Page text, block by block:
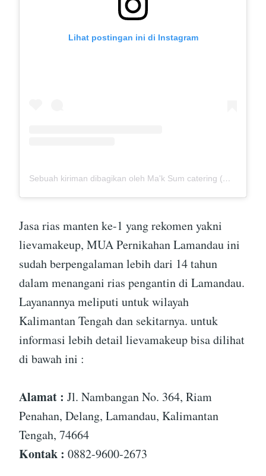
Lihat postingan ini di Instagram
Sebuah kiriman dibagikan oleh Ma'k Sum catering (@mak_sumcatering)
Jasa rias manten ke-1 yang rekomen yakni
lievamakeup, MUA Pernikahan Lamandau ini
sudah berpengalaman lebih dari 14 tahun
dalam menangani rias pengantin di Lamandau.
Layanannya meliputi untuk wilayah
Kalimantan Tengah dan sekitarnya. untuk
informasi lebih detail lievamakeup bisa dilihat
di bawah ini :
Alamat : Jl. Nambangan No. 364, Riam
Penahan, Delang, Lamandau, Kalimantan
Tengah, 74664
Kontak : 0882-9600-2673